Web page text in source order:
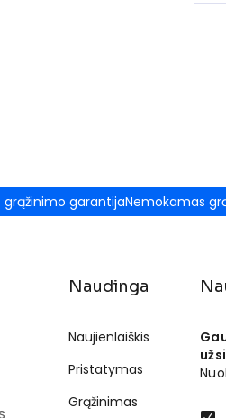
grąžinimo garantijaNemokamas
Naudinga
Naujienlaiškis
Pristatymas
Grąžinimas